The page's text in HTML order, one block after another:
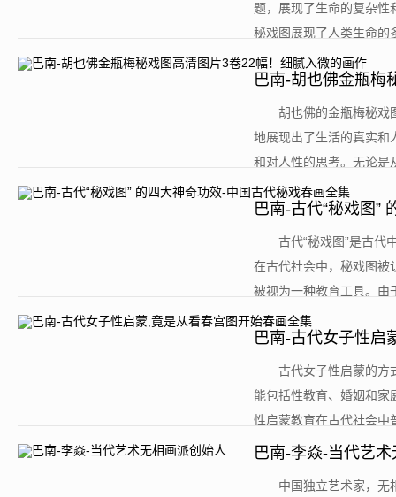
题，展现了生命的复杂性
秘戏图展现了人类生命的
巴南-胡也佛金瓶梅
胡也佛的金瓶梅秘戏
地展现出了生活的真实和
和对人性的思考。无论是
巴南-古代“秘戏图”
古代“秘戏图”是古代
在古代社会中，秘戏图被
被视为一种教育工具。由
巴南-古代女子性启
古代女子性启蒙的方
能包括性教育、婚姻和家
性启蒙教育在古代社会中
巴南-李焱-当代艺
中国独立艺术家，无